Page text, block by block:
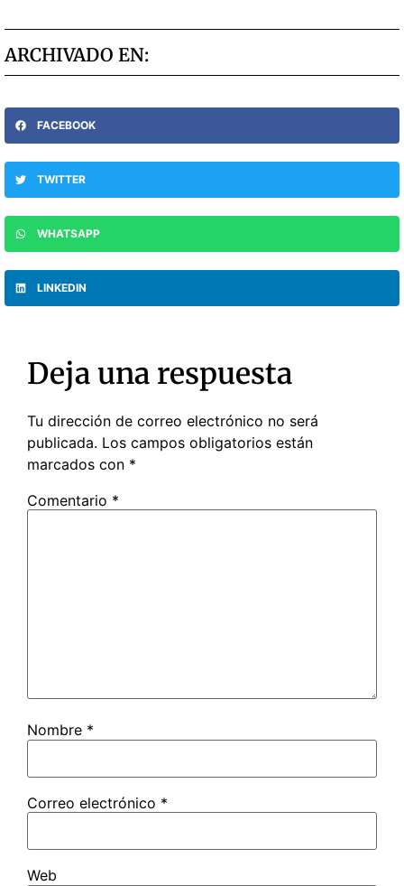
ARCHIVADO EN:
FACEBOOK
TWITTER
WHATSAPP
LINKEDIN
Deja una respuesta
Tu dirección de correo electrónico no será
publicada. Los campos obligatorios están
marcados con *
Comentario *
Nombre *
Correo electrónico *
Web